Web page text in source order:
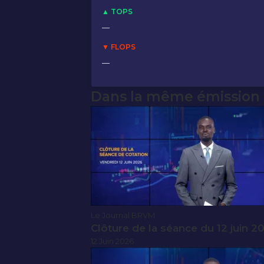
▲ TOPS
—
▼ FLOPS
—
Dans la même émission
Le Journal BRVM
Clôture de la séance du 12 juin